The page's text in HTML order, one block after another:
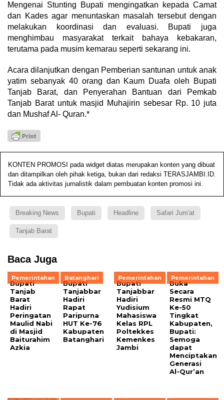
Mengenai Stunting Bupati mengingatkan kepada Camat
dan Kades agar menuntaskan masalah tersebut dengan
melakukan koordinasi dan evaluasi. Bupati juga
menghimbau masyarakat terkait bahaya kebakaran,
terutama pada musim kemarau seperti sekarang ini.
Acara dilanjutkan dengan Pemberian santunan untuk anak
yatim sebanyak 40 orang dan Kaum Duafa oleh Bupati
Tanjab Barat, dan Penyerahan Bantuan dari Pemkab
Tanjab Barat untuk masjid Muhajirin sebesar Rp. 10 juta
dan Mushaf Al- Quran.*
KONTEN PROMOSI pada widget diatas merupakan konten yang dibuat
dan ditampilkan oleh pihak ketiga, bukan dari redaksi TERASJAMBI.ID.
Tidak ada aktivitas jurnalistik dalam pembuatan konten promosi ini.
Breaking News Bupati Headline Safari Jum'at
Tanjab Barat
Baca Juga
Pemerintahan
Bupati
Tanjab
Barat
Hadiri
Peringatan
Maulid Nabi
di Masjid
Baiturahim
Azkia
Batanghari
Bupati
Tanjabbar
Hadiri
Rapat
Paripurna
HUT Ke-76
Kabupaten
Batanghari
Pemerintahan
Bupati
Tanjabbar
Hadiri
Yudisium
Mahasiswa
Kelas RPL
Poltekkes
Kemenkes
Jambi
Pemerintahan
Buka
Secara
Resmi MTQ
Ke-50
Tingkat
Kabupaten,
Bupati:
Semoga
dapat
Menciptakan
Generasi
Al-Qur’an